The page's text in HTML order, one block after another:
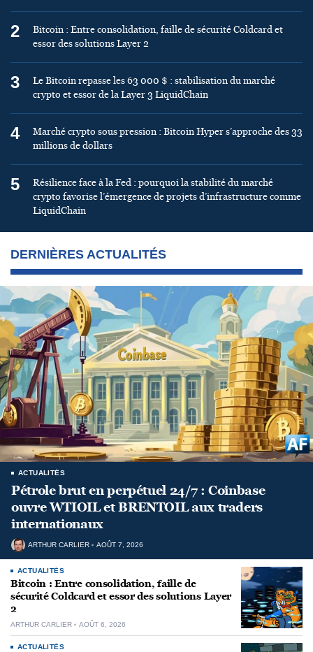
2
Bitcoin : Entre consolidation, faille de sécurité Coldcard et
essor des solutions Layer 2
3
Le Bitcoin repasse les 63 000 $ : stabilisation du marché
crypto et essor de la Layer 3 LiquidChain
4
Marché crypto sous pression : Bitcoin Hyper s’approche des 33
millions de dollars
5
Résilience face à la Fed : pourquoi la stabilité du marché
crypto favorise l’émergence de projets d’infrastructure comme
LiquidChain
DERNIÈRES ACTUALITÉS
ACTUALITÉS
Pétrole brut en perpétuel 24/7 : Coinbase
ouvre WTIOIL et BRENTOIL aux traders
internationaux
ARTHUR CARLIER AOÛT 7, 2026
ACTUALITÉS
Bitcoin : Entre consolidation, faille de
sécurité Coldcard et essor des solutions Layer
2
ARTHUR CARLIER AOÛT 6, 2026
ACTUALITÉS